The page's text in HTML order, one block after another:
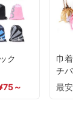
ク
75～
巾
チ
最